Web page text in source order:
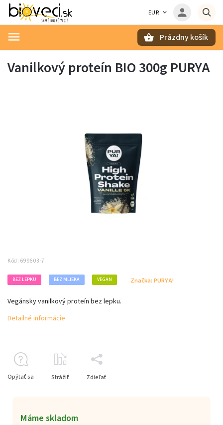
EUR
Prázdny košík
Vanilkový proteín BIO 300g PURYA
Kód: 699603-7
BEZ LEPKU BEZ MLIEKA VEGAN Značka: PURYA!
Máme skladom
Vegánsky vanilkový proteín bez lepku.
Detailné informácie
Opýtať sa Strážiť Zdieľať